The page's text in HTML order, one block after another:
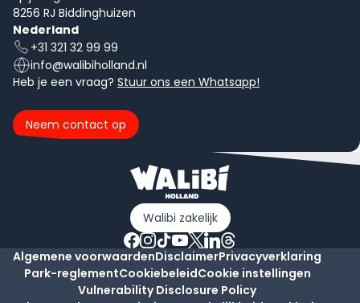
8256 RJ Biddinghuizen
Nederland
+31 321 32 99 99
info@walibiholland.nl
Heb je een vraag? Stuur ons een Whatsapp!
Neem contact op
Walibi zakelijk
Algemene voorwaardenDisclaimerPrivacyverklaring
Park-reglementCookiebeleidCookie instellingen
Vulnerability Disclosure Policy